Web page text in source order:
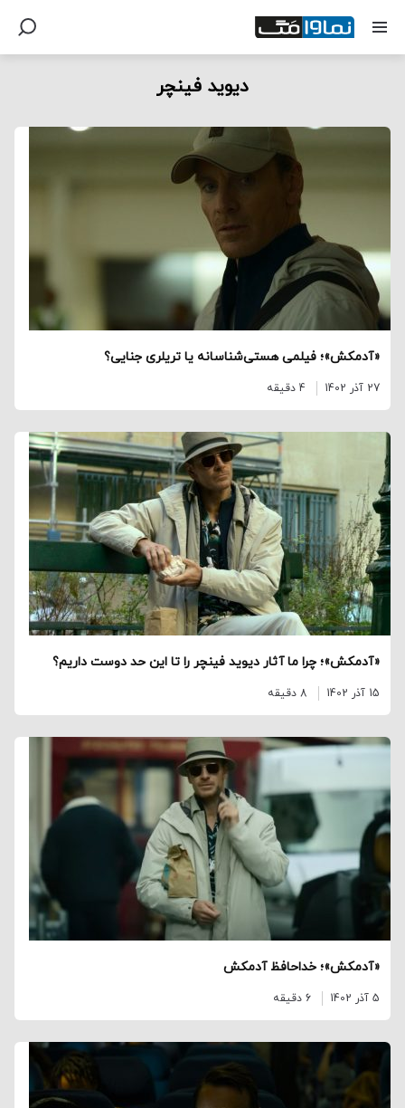
دیوید فینچر
«آدمکش»؛ فیلمی هستی‌شناسانه یا تریلری جنایی؟
27 آذر 1402 4 دقیقه
«آدمکش»؛ چرا ما آثار دیوید فینچر را تا این حد دوست داریم؟
15 آذر 1402 8 دقیقه
«آدمکش»؛ خداحافظ آدمکش
5 آذر 1402 6 دقیقه